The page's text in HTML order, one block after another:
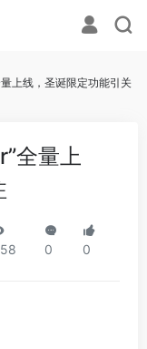
上线，圣诞限定功能引关
全量上
0 0